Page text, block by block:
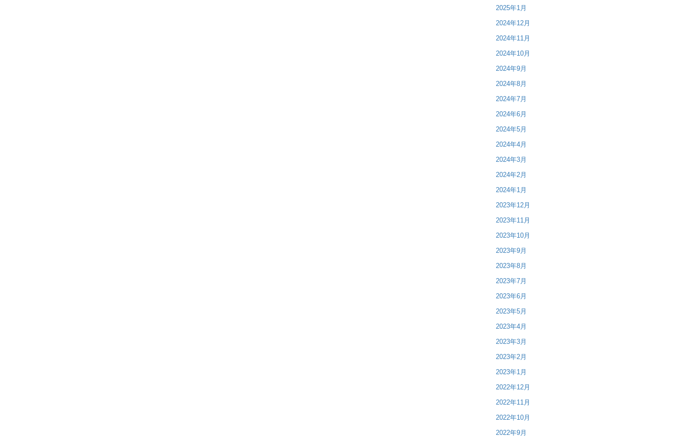
2025年1月
2024年12月
2024年11月
2024年10月
2024年9月
2024年8月
2024年7月
2024年6月
2024年5月
2024年4月
2024年3月
2024年2月
2024年1月
2023年12月
2023年11月
2023年10月
2023年9月
2023年8月
2023年7月
2023年6月
2023年5月
2023年4月
2023年3月
2023年2月
2023年1月
2022年12月
2022年11月
2022年10月
2022年9月